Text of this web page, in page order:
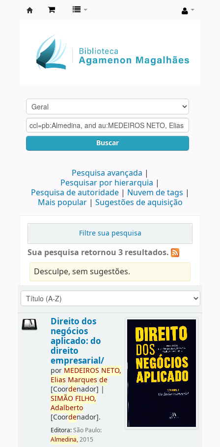
Agamenon
Magalhães
Buscar
Pesquisa avançada
Pesquisar por hierarquia
Pesquisa de autoridade
Nuvem de tags
Mais popular
Sugestões de aquisição
Filtre sua pesquisa
Sua pesquisa retornou 3 resultados.
Desculpe, sem sugestões.
Direito dos
negócios
aplicado: do
direito
empresarial/
por MEDEIROS NETO,
Elias Marques de
[Coordenador] |
SIMÃO FILHO,
Adalberto
[Coordenador].
Editora:São Paulo:
Almedina,2015